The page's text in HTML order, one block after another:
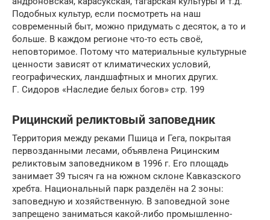
Подобных культур, если посмотреть на наш
современный быт, можно придумать с десяток, а то и
больше. В каждом регионе что-то есть своё,
неповторимое. Потому что материальные культурные
ценности зависят от климатических условий,
географических, ландшафтных и многих других.
Г. Сидоров «Наследие белых богов» стр. 199
Рицинский реликтовый заповедник
Территория между реками Пшица и Гега, покрытая
первозданными лесами, объявлена Рицинским
реликтовым заповедником в 1996 г. Его площадь
занимает 39 тысяч га на южном склоне Кавказского
хребта. Национальный парк разделён на 2 зоны:
заповедную и хозяйственную. В заповедной зоне
запрещено заниматься какой-либо промышленно-